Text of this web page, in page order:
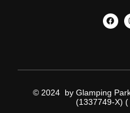
© 2024 by Glamping
(1337749-X) (